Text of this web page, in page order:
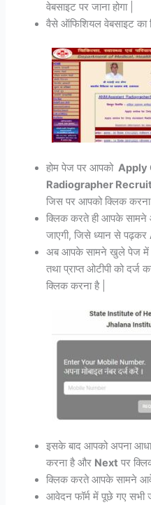
वेबसाइट पर जाना होगा |
वैसे ऑफिशियल वेबसाइट का
होम पेज पर आपको Apply
Radiographer
जिस पर आपको क्लिक
क्लिक करते ही आपके सामने
जाएगी, जिसे ध्यान से पढ़कर
अब आपके सामने खुले पेज में
तथा प्राप्त ओटीपी को दर्ज
क्लिक करना है |
इसके बाद आपको अपना
करना है और Next पर
क्लिक करते आपके सामने
आवेदन फॉर्म में पूछे गए सभी